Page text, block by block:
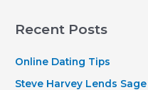
r
h
f
Recent Posts
Online Dating Tips
Steve Harvey Lends